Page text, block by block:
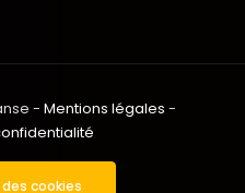
-Mentions légales -
cookies